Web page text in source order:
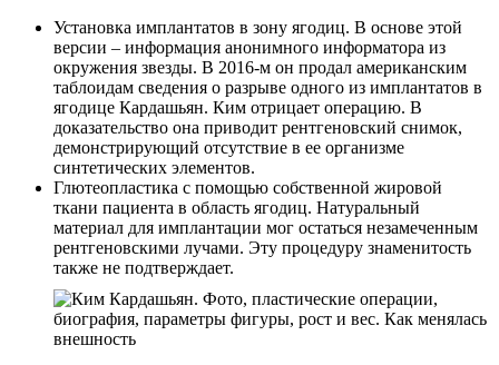
Установка имплантатов в зону ягодиц. В основе этой
версии – информация анонимного информатора из
окружения звезды. В 2016-м он продал американским
таблоидам сведения о разрыве одного из имплантатов в
ягодице Кардашьян. Ким отрицает операцию. В
доказательство она приводит рентгеновский снимок,
демонстрирующий отсутствие в ее организме
синтетических элементов.
Глютеопластика с помощью собственной жировой
ткани пациента в область ягодиц. Натуральный
материал для имплантации мог остаться незамеченным
рентгеновскими лучами. Эту процедуру знаменитость
также не подтверждает.